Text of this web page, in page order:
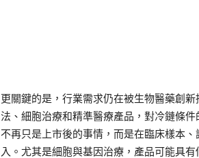
更關鍵的是，行業需求仍在被生物醫藥創
法、細胞治療和精準醫療產品，對冷鏈條
不再只是上市後的事情，而是在臨床樣本
入。尤其是細胞與基因治療，產品可能具